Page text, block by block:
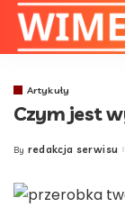
Artykuły
Czym jest
Posted
By redakcja serwisu